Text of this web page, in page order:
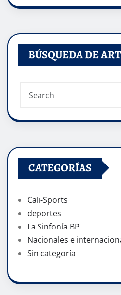
BÚSQUEDA DE
CATEGORÍAS
Cali-Sports
deportes
La Sinfonía BP
Nacionales e
Sin categoría